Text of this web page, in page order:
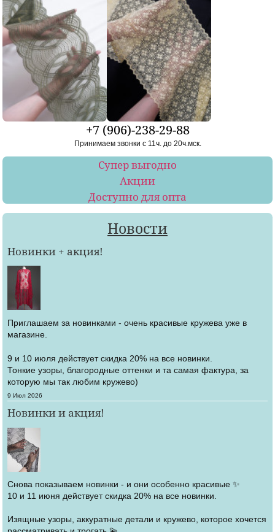
+7 (906)-238-29-88
Принимаем звонки с 11ч. до 20ч.мск.
Супер выгодно
Акции
Доступно для опта
Новости
Новинки + акция!
Приглашаем за новинками - очень красивые кружева уже в
магазине.
9 и 10 июля действует скидка 20% на все новинки.
Тонкие узоры, благородные оттенки и та самая фактура, за
которую мы так любим кружево)
Создано
9 Июл 2026
Новинки и акция!
Снова показываем новинки - и они особенно красивые ✨
10 и 11 июня действует скидка 20% на все новинки.
Изящные узоры, аккуратные детали и кружево, которое хочется